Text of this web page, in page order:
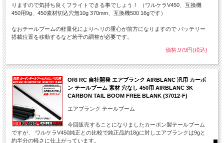
りますので気持ち良くフライトできる事でしょう！ （ワルケラV450、互換機
450用9g、450素材切込穴無10g 370mm、互換機500 16gです）
なおテールブームの軽量化によりヘリの重心が前方になりますので バッテリー
搭載位置を移動するなど若干の調整が必要です。
価格:979円(税込)
ORI RC 自社開発 エアブランク AIRBLANC 汎用 カーボ
ン テールブーム 素材 穴なし 450用 AIRBLANC 3K
CARBON TAIL BOOM FREE BLANK (37012-F)
エアブランク テールブーム
今回販売することになりましたカーボン製テールブーム
ですが、 ワルケラV450純正との比較で純正品約18gに対しエアブランクは9gと
約半分の軽さに仕上がっています。